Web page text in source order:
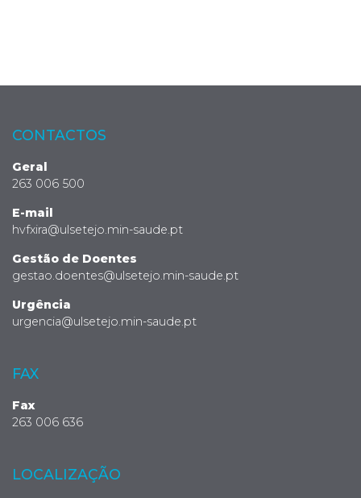
CONTACTOS
Geral
263 006 500
E-mail
hvfxira@ulsetejo.min-saude.pt
Gestão de Doentes
gestao.doentes@ulsetejo.min-saude.pt
Urgência
urgencia@ulsetejo.min-saude.pt
FAX
Fax
263 006 636
LOCALIZAÇÃO